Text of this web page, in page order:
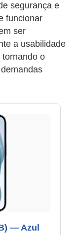
segurança e
funcionar
ser
a usabilidade
o
— Azul